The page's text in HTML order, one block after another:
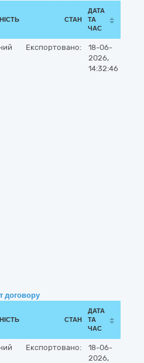
СТАН
ДАТА
ТА
ЧАС
Експортовано:
18-06-
2026,
14:32:46
договору
СТАН
ДАТА
ТА
ЧАС
Експортовано:
18-06-
2026,